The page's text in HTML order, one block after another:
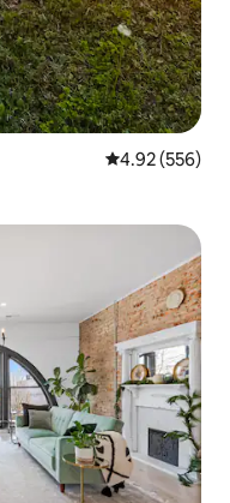
Calificación
4.92 (556)